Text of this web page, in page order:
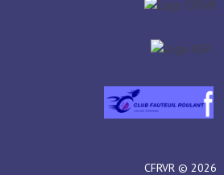
CFRVR © 2026